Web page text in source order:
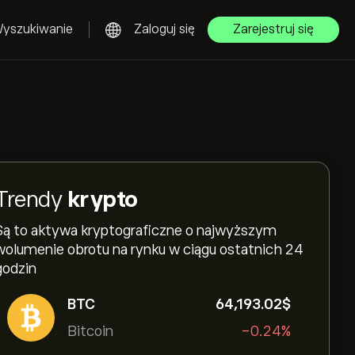
Zaloguj się Zarejestruj się
krypto
to aktywa kryptograficzne o najwyższym
obrotu na rynku w ciągu ostatnich 24
BTC
Bitcoin
64,193.02‎$‎
-0.24%